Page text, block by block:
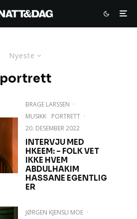
Nyeste
portrett
BRAGE LARSSEN ·
MUSIKK
PORTRETT ·
20. DESEMBER 2022
INTERVJU MED
HKEEM: – FOLK VET
IKKE HVEM
ABDULHAKIM
HASSANE EGENTLIG
ER
JØRGEN KJENSLI MOE ·